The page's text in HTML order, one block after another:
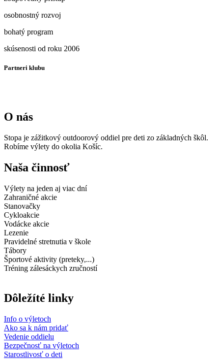
osobnostný rozvoj
bohatý program
skúsenosti od roku 2006
Partneri klubu
O nás
Stopa je zážitkový outdoorový oddiel pre deti zo základných škôl.
Robíme výlety do okolia Košíc.
Naša činnosť
Výlety na jeden aj viac dní
Zahraničné akcie
Stanovačky
Cykloakcie
Vodácke akcie
Lezenie
Pravidelné stretnutia v škole
Tábory
Športové aktivity (preteky,...)
Tréning zálesáckych zručností
Dôležíté linky
Info o výletoch
Ako sa k nám pridať
Vedenie oddielu
Bezpečnosť na výletoch
Starostlivosť o deti